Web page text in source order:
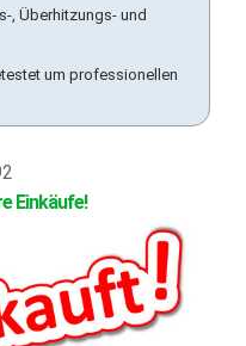
, Überhitzungs- und
um professionellen
Einkäufe!